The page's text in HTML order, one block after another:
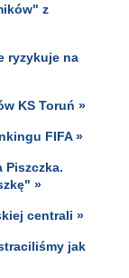
z
ryzykuje na
KS Toruń »
FIFA »
Piszczka.
»
centrali »
jak